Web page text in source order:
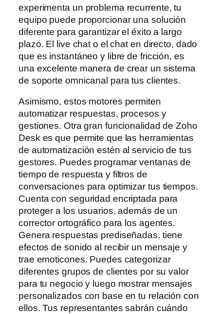
experimenta un problema recurrente, tu
equipo puede proporcionar una solución
diferente para garantizar el éxito a largo
plazo. El live chat o el chat en directo, dado
que es instantáneo y libre de fricción, es
una excelente manera de crear un sistema
de soporte omnicanal para tus clientes.
Asimismo, estos motores permiten
automatizar respuestas, procesos y
gestiones. Otra gran funcionalidad de Zoho
Desk es que permite que las herramientas
de automatización estén al servicio de tus
gestores. Puedes programar ventanas de
tiempo de respuesta y filtros de
conversaciones para optimizar tus tiempos.
Cuenta con seguridad encriptada para
proteger a los usuarios, además de un
corrector ortográfico para los agentes.
Genera respuestas prediseñadas, tiene
efectos de sonido al recibir un mensaje y
trae emoticones. Puedes categorizar
diferentes grupos de clientes por su valor
para tu negocio y luego mostrar mensajes
personalizados con base ​​en tu relación con
ellos. Tus representantes sabrán cuándo